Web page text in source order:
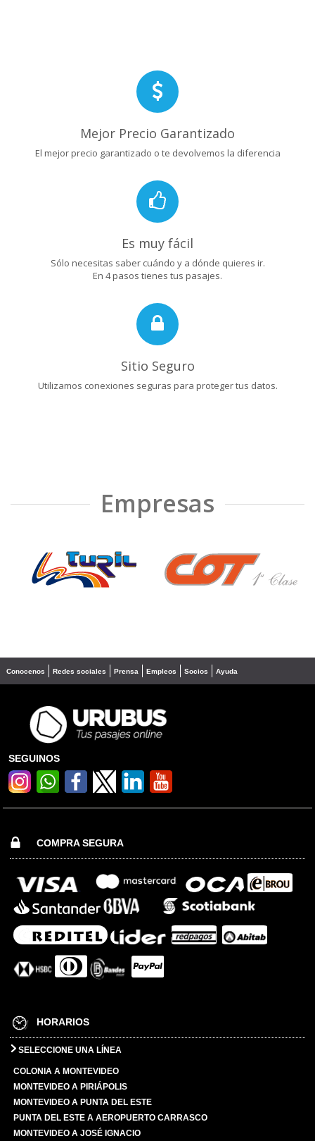
Mejor Precio Garantizado
El mejor precio garantizado o te devolvemos la diferencia
Es muy fácil
Sólo necesitas saber cuándo y a dónde quieres ir.
En 4 pasos tienes tus pasajes.
Sitio Seguro
Utilizamos conexiones seguras para proteger tus datos.
Empresas
❮ ❯
Conocenos Redes sociales Prensa Empleos Socios Ayuda
SEGUINOS
COMPRA SEGURA
HORARIOS
SELECCIONE UNA LÍNEA
COLONIA A MONTEVIDEO
MONTEVIDEO A PIRIÁPOLIS
MONTEVIDEO A PUNTA DEL ESTE
PUNTA DEL ESTE A AEROPUERTO CARRASCO
MONTEVIDEO A JOSÉ IGNACIO